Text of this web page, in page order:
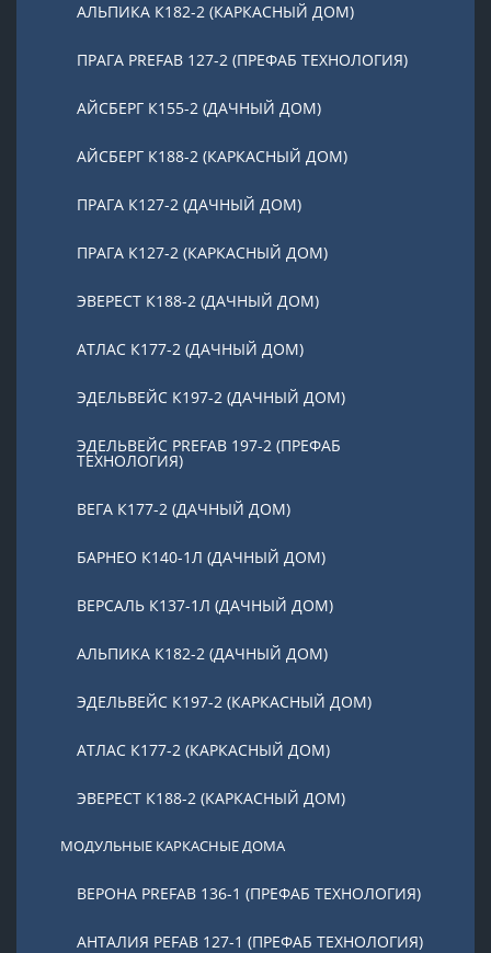
АЛЬПИКА К182-2 (КАРКАСНЫЙ ДОМ)
ПРАГА PREFAB 127-2 (ПРЕФАБ ТЕХНОЛОГИЯ)
АЙСБЕРГ К155-2 (ДАЧНЫЙ ДОМ)
АЙСБЕРГ К188-2 (КАРКАСНЫЙ ДОМ)
ПРАГА К127-2 (ДАЧНЫЙ ДОМ)
ПРАГА К127-2 (КАРКАСНЫЙ ДОМ)
ЭВЕРЕСТ К188-2 (ДАЧНЫЙ ДОМ)
АТЛАС К177-2 (ДАЧНЫЙ ДОМ)
ЭДЕЛЬВЕЙС К197-2 (ДАЧНЫЙ ДОМ)
ЭДЕЛЬВЕЙС PREFAB 197-2 (ПРЕФАБ
ТЕХНОЛОГИЯ)
ВЕГА К177-2 (ДАЧНЫЙ ДОМ)
БАРНЕО К140-1Л (ДАЧНЫЙ ДОМ)
ВЕРСАЛЬ К137-1Л (ДАЧНЫЙ ДОМ)
АЛЬПИКА К182-2 (ДАЧНЫЙ ДОМ)
ЭДЕЛЬВЕЙС К197-2 (КАРКАСНЫЙ ДОМ)
АТЛАС К177-2 (КАРКАСНЫЙ ДОМ)
ЭВЕРЕСТ К188-2 (КАРКАСНЫЙ ДОМ)
МОДУЛЬНЫЕ КАРКАСНЫЕ ДОМА
ВЕРОНА PREFAB 136-1 (ПРЕФАБ ТЕХНОЛОГИЯ)
АНТАЛИЯ PEFAB 127-1 (ПРЕФАБ ТЕХНОЛОГИЯ)